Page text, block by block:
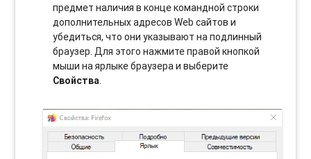
предмет наличия в конце командной строки
дополнительных адресов Web сайтов и
убедиться, что они указывают на подлинный
браузер. Для этого нажмите правой кнопкой
мыши на ярлыке браузера и выберите
Свойства